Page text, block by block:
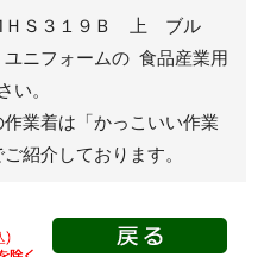
ＨＳ３１９Ｂ 上 ブル
ニフォームの 食品産業用
い。
作業着は 「かっこいい作業
ご紹介しております。